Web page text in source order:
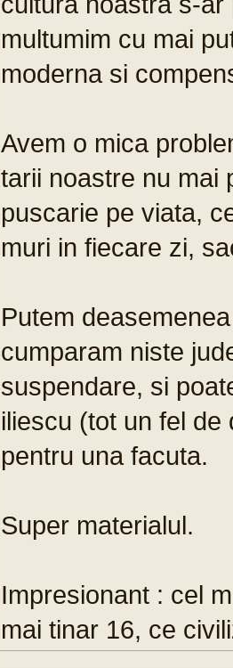
multumim cu mai
moderna si
Avem o mica
tarii noastre nu mai
puscarie pe viata,
muri in fiecare zi,
Putem
cumparam niste
suspendare, si
iliescu (tot un fel
pentru una facuta.
Super materialul.
Impresionant : cel
mai tinar 16, ce